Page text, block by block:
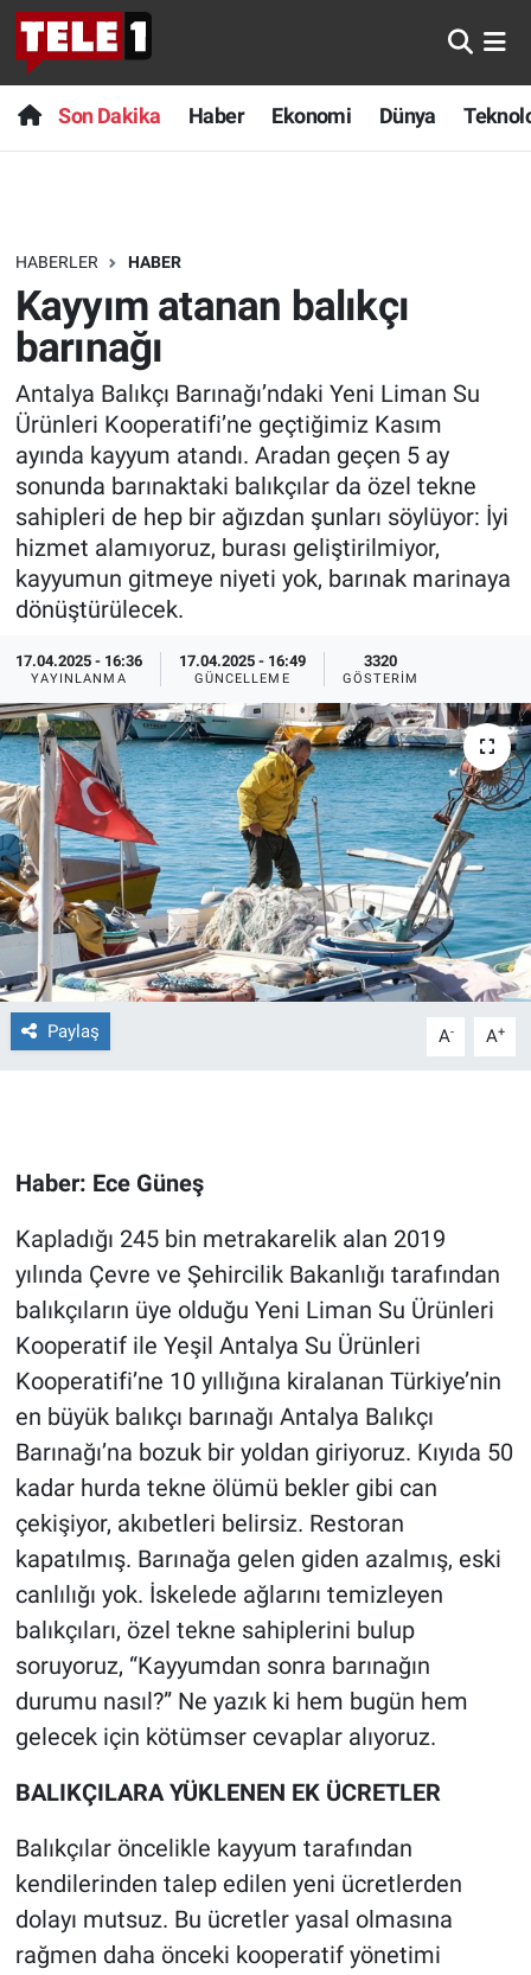
Son Dakika Haber Ekonomi Dünya
HABERLER HABER
Kayyım atanan balıkçı
barınağı
Antalya Balıkçı Barınağı’ndaki Yeni Liman Su
Ürünleri Kooperatifi’ne geçtiğimiz Kasım
ayında kayyum atandı. Aradan geçen 5 ay
sonunda barınaktaki balıkçılar da özel tekne
sahipleri de hep bir ağızdan şunları söylüyor: İyi
hizmet alamıyoruz, burası geliştirilmiyor,
kayyumun gitmeye niyeti yok, barınak marinaya
dönüştürülecek.
17.04.2025 - 16:36
YAYINLANMA
17.04.2025 - 16:49
GÜNCELLEME
3320
GÖSTERIM
Paylaş A- A+
Haber: Ece Güneş
Kapladığı 245 bin metrakarelik alan 2019
yılında Çevre ve Şehircilik Bakanlığı tarafından
balıkçıların üye olduğu Yeni Liman Su Ürünleri
Kooperatif ile Yeşil Antalya Su Ürünleri
Kooperatifi’ne 10 yıllığına kiralanan Türkiye’nin
en büyük balıkçı barınağı Antalya Balıkçı
Barınağı’na bozuk bir yoldan giriyoruz. Kıyıda 50
kadar hurda tekne ölümü bekler gibi can
çekişiyor, akıbetleri belirsiz. Restoran
kapatılmış. Barınağa gelen giden azalmış, eski
canlılığı yok. İskelede ağlarını temizleyen
balıkçıları, özel tekne sahiplerini bulup
soruyoruz, “Kayyumdan sonra barınağın
durumu nasıl?” Ne yazık ki hem bugün hem
gelecek için kötümser cevaplar alıyoruz.
BALIKÇILARA YÜKLENEN EK ÜCRETLER
Balıkçılar öncelikle kayyum tarafından
kendilerinden talep edilen yeni ücretlerden
dolayı mutsuz. Bu ücretler yasal olmasına
rağmen daha önceki kooperatif yönetimi
Anında Manşet
Başka Sohbetler
Bilim turu
Bilim ve Teknoloji Evreni
Doğa Konuşuyor
Dünya
Ege Saati
Ege'den Esintiler
Ekonomi
Forum
Gerçeğin İzinde
Gün Başlıyor
Gün Bitiyor
Gün Ortası
Günün görüntüsü
Haber
İlan
Kimdir
Koronavirüs
Kültür Sanat
Ne demişti
Nedir
Popüler
Programlar
Sağlık
Spor
Türkiye'nin Geleceği
Son Dakika
Haber
Dünya
Teknoloji
Sağlık
Spor
Yayın Akışı
İletişim
Nöbetçi Eczaneler
Hava Durumu
Trafik Durumu
Süper Lig Puan Durumu ve Fikstür
Tüm Manşetler
Son Dakika Haberleri
Haber Arşivi